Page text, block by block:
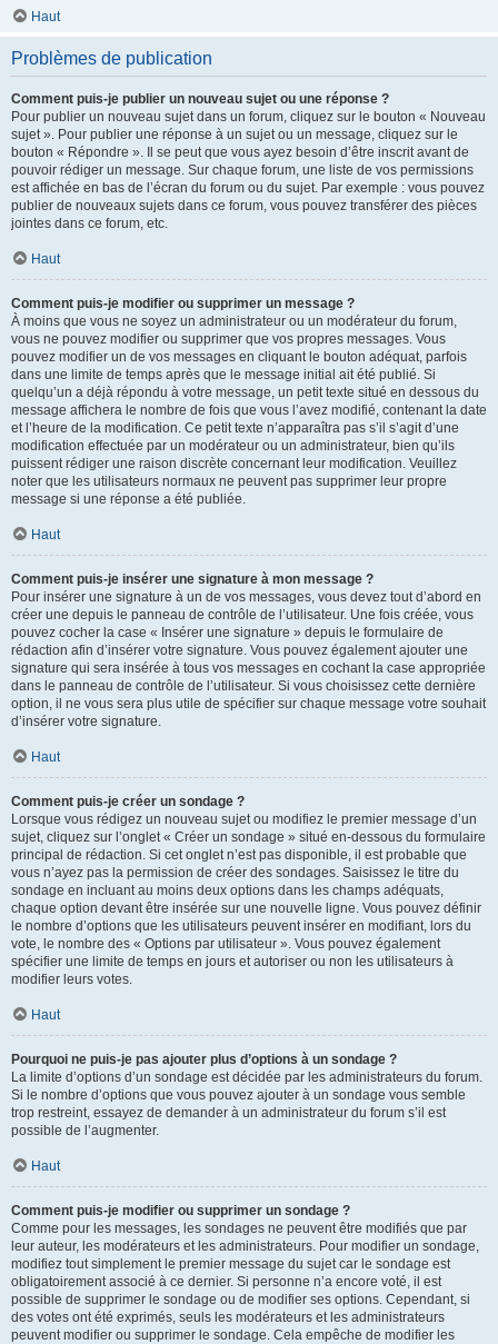
Haut
Problèmes de publication
Comment puis-je publier un nouveau sujet ou une réponse ?
Pour publier un nouveau sujet dans un forum, cliquez sur le bouton « Nouveau
sujet ». Pour publier une réponse à un sujet ou un message, cliquez sur le
bouton « Répondre ». Il se peut que vous ayez besoin d’être inscrit avant de
pouvoir rédiger un message. Sur chaque forum, une liste de vos permissions
est affichée en bas de l’écran du forum ou du sujet. Par exemple : vous pouvez
publier de nouveaux sujets dans ce forum, vous pouvez transférer des pièces
jointes dans ce forum, etc.
Haut
Comment puis-je modifier ou supprimer un message ?
À moins que vous ne soyez un administrateur ou un modérateur du forum,
vous ne pouvez modifier ou supprimer que vos propres messages. Vous
pouvez modifier un de vos messages en cliquant le bouton adéquat, parfois
dans une limite de temps après que le message initial ait été publié. Si
quelqu’un a déjà répondu à votre message, un petit texte situé en dessous du
message affichera le nombre de fois que vous l’avez modifié, contenant la date
et l’heure de la modification. Ce petit texte n’apparaîtra pas s’il s’agit d’une
modification effectuée par un modérateur ou un administrateur, bien qu’ils
puissent rédiger une raison discrète concernant leur modification. Veuillez
noter que les utilisateurs normaux ne peuvent pas supprimer leur propre
message si une réponse a été publiée.
Haut
Comment puis-je insérer une signature à mon message ?
Pour insérer une signature à un de vos messages, vous devez tout d’abord en
créer une depuis le panneau de contrôle de l’utilisateur. Une fois créée, vous
pouvez cocher la case « Insérer une signature » depuis le formulaire de
rédaction afin d’insérer votre signature. Vous pouvez également ajouter une
signature qui sera insérée à tous vos messages en cochant la case appropriée
dans le panneau de contrôle de l’utilisateur. Si vous choisissez cette dernière
option, il ne vous sera plus utile de spécifier sur chaque message votre souhait
d’insérer votre signature.
Haut
Comment puis-je créer un sondage ?
Lorsque vous rédigez un nouveau sujet ou modifiez le premier message d’un
sujet, cliquez sur l’onglet « Créer un sondage » situé en-dessous du formulaire
principal de rédaction. Si cet onglet n’est pas disponible, il est probable que
vous n’ayez pas la permission de créer des sondages. Saisissez le titre du
sondage en incluant au moins deux options dans les champs adéquats,
chaque option devant être insérée sur une nouvelle ligne. Vous pouvez définir
le nombre d’options que les utilisateurs peuvent insérer en modifiant, lors du
vote, le nombre des « Options par utilisateur ». Vous pouvez également
spécifier une limite de temps en jours et autoriser ou non les utilisateurs à
modifier leurs votes.
Haut
Pourquoi ne puis-je pas ajouter plus d’options à un sondage ?
La limite d’options d’un sondage est décidée par les administrateurs du forum.
Si le nombre d’options que vous pouvez ajouter à un sondage vous semble
trop restreint, essayez de demander à un administrateur du forum s’il est
possible de l’augmenter.
Haut
Comment puis-je modifier ou supprimer un sondage ?
Comme pour les messages, les sondages ne peuvent être modifiés que par
leur auteur, les modérateurs et les administrateurs. Pour modifier un sondage,
modifiez tout simplement le premier message du sujet car le sondage est
obligatoirement associé à ce dernier. Si personne n’a encore voté, il est
possible de supprimer le sondage ou de modifier ses options. Cependant, si
des votes ont été exprimés, seuls les modérateurs et les administrateurs
peuvent modifier ou supprimer le sondage. Cela empêche de modifier les